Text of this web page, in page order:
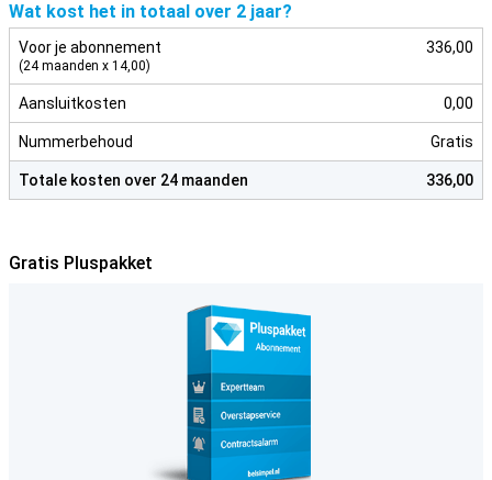
Wat kost het in totaal over 2 jaar?
Voor je abonnement
(24 maanden x 14,00)
336,00
Aansluitkosten 0,00
Nummerbehoud Gratis
Totale kosten over 24 maanden 336,00
Gratis Pluspakket